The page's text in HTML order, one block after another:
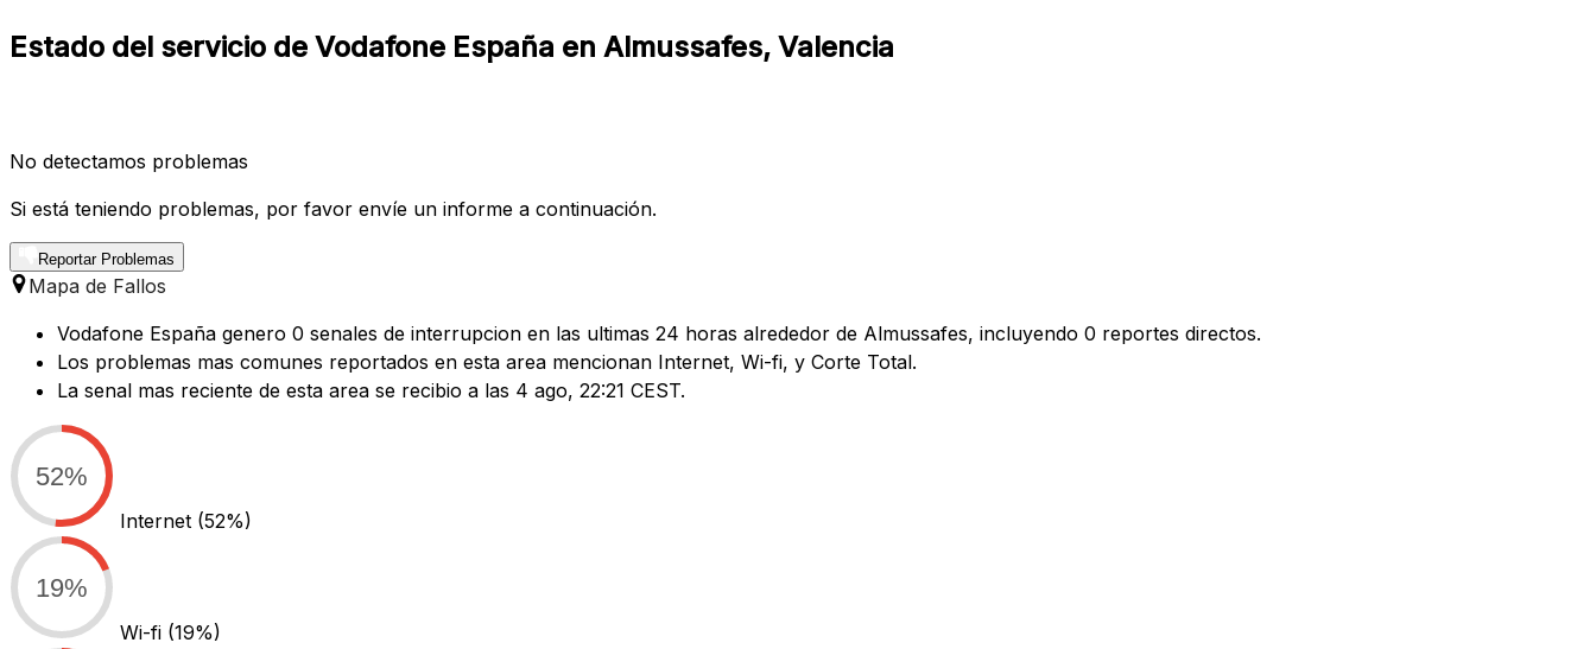
Estado del servicio de Vodafone España en Almussafes, Valencia
No detectamos problemas
Si está teniendo problemas, por favor envíe un informe a continuación.
Reportar Problemas
Mapa de Fallos
Vodafone España genero 0 senales de interrupcion en las ultimas 24 horas alrededor de Almussafes, incluyendo 0 reportes directos.
Los problemas mas comunes reportados en esta area mencionan Internet, Wi-fi, y Corte Total.
La senal mas reciente de esta area se recibio a las 4 ago, 22:21 CEST.
52%
Internet (52%)
19%
Wi-fi (19%)